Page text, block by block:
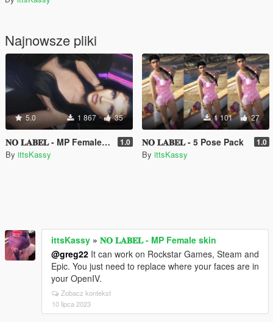
Najnowsze pliki
5.0 1 867 35
𝐍𝐎 𝐋𝐀𝐁𝐄𝐋 - MP Female skin 1.0
By ittsKassy
1 101 27
𝐍𝐎 𝐋𝐀𝐁𝐄𝐋 - 5 Pose Pack 1.0
By ittsKassy
ittsKassy » 𝐍𝐎 𝐋𝐀𝐁𝐄𝐋 - MP Female skin
@greg22 It can work on Rockstar Games, Steam and
Epic. You just need to replace where your faces are in
your OpenIV.
Zobacz kontekst
10 lipca 2023